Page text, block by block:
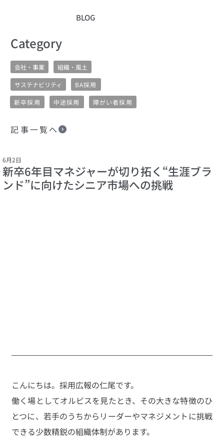
BLOG
​Category
会社・事業 組織・風土
サステナビリティ BA採用
記事一覧へ
新卒採用 中途採用 障がい者採用
新卒6年目マネジャーが切り拓く“生涯ブラ
ンド”に向けたシニア市場への挑戦
6月2日
こんにちは。採用広報の仁尾です。
働く場としてオルビスを見たとき、その大きな特徴のひ
とつに、若手のうちからリーダーやマネジメントに挑戦
できる少数精鋭の組織体制があります。